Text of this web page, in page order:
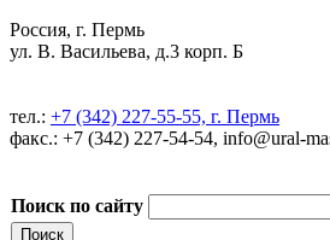
Россия, г. Пермь
ул. В. Васильева, д.3 корп. Б
тел.: +7 (342) 227-55-55, г. Пермь
факс.: +7 (342) 227-54-54, info@ural-
Поиск по сайту